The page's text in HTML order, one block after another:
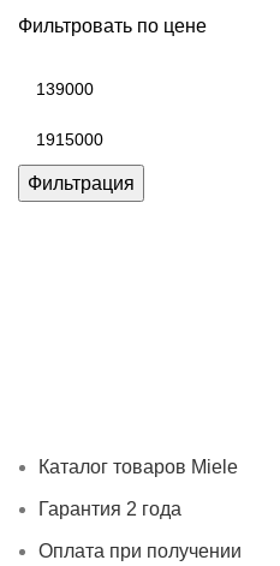
Фильтровать по цене
Фильтрация
Каталог товаров Miele
Гарантия 2 года
Оплата при получении